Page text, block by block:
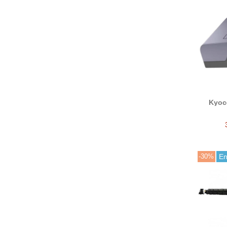
-30%